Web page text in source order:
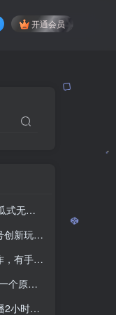
开通会员
今日头条露脸读稿月入 5000+，傻瓜式无脑操作教程
AI外国数字人英语智慧语录，视频号创新玩法，起号迅速，流量爆炸，分成计划加橱窗带货，日入1000+
AI数字人换脸，可做直播，简单操作，有手就能学会（教程+软件）
AI搞笑类图文掘金3.0玩法，十分钟一个原创，小白宝妈轻松上手，日入两三张
全网最新抖音直播小游戏玩法，开播2小时，躺赚1000+